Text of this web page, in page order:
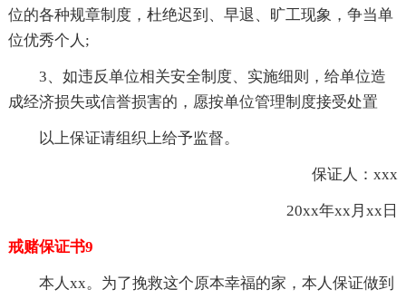
位的各种规章制度，杜绝迟到、早退、旷工现象，争当单
位优秀个人;
3、如违反单位相关安全制度、实施细则，给单位造
成经济损失或信誉损害的，愿按单位管理制度接受处置
以上保证请组织上给予监督。
保证人：xxx
20xx年xx月xx日
戒赌保证书9
本人xx。为了挽救这个原本幸福的家，本人保证做到